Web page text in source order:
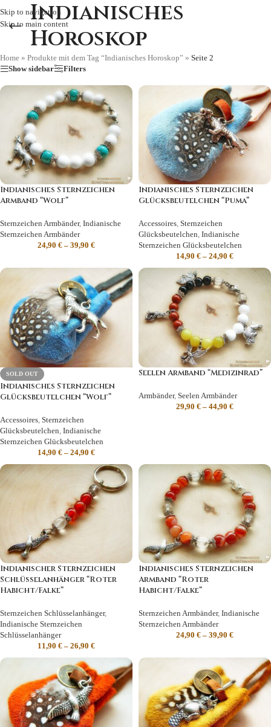
Skip to navigation
Skip to main content
Indianisches
Horoskop
Home » Produkte mit dem Tag “Indianisches Horoskop” » Seite 2
Show sidebar
Filters
Indianisches Sternzeichen
Armband “Wolf”
Sternzeichen Armbänder, Indianische
Sternzeichen Armbänder
24,90 € – 39,90 €
Indianisches Sternzeichen
Glücksbeutelchen “Puma”
Accessoires, Sternzeichen
Glücksbeutelchen, Indianische
Sternzeichen Glücksbeutelchen
14,90 € – 24,90 €
SOLD OUT
Indianisches Sternzeichen
Glücksbeutelchen “Wolf”
Accessoires Sternzeichen
Glücksbeutelchen Indianische
Sternzeichen Glücksbeutelchen
14,90 € – 24,90 €
Seelen Armband “Medizinrad”
Armbänder, Seelen Armbänder
29,90 € – 44,90 €
Indianischer Sternzeichen
Schlüsselanhänger “Roter
Habicht/Falke”
Sternzeichen Schlüsselanhänger,
Indianische Sternzeichen
Schlüsselanhänger
11,90 € – 26,90 €
Indianisches Sternzeichen
Armband “Roter
Habicht/Falke”
Sternzeichen Armbänder, Indianische
Sternzeichen Armbänder
24,90 € – 39,90 €